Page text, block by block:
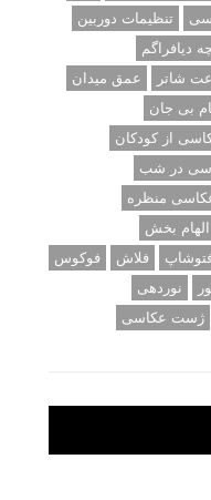
تنظیمات دوربین
دیافراگم
شاتر
عمق میدان
بی جان
از کودکان
در شب
منظره
بخش
فلاش
فوکوس
نوردهی
ژست عکاسی